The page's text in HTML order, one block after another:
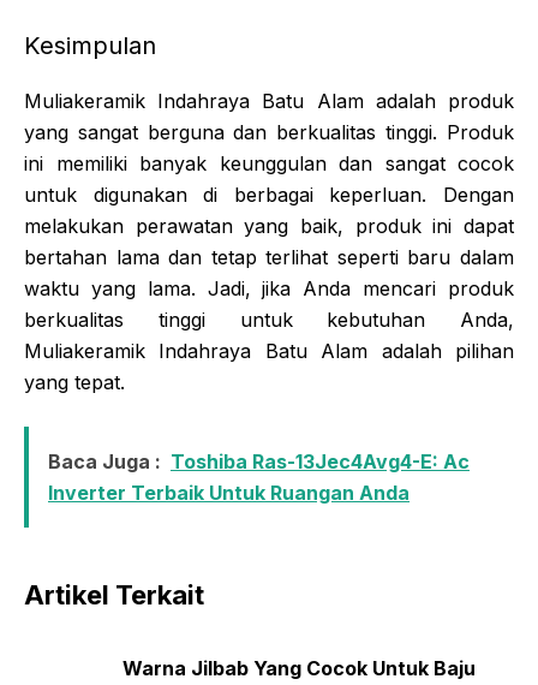
Kesimpulan
Muliakeramik Indahraya Batu Alam adalah produk
yang sangat berguna dan berkualitas tinggi. Produk
ini memiliki banyak keunggulan dan sangat cocok
untuk digunakan di berbagai keperluan. Dengan
melakukan perawatan yang baik, produk ini dapat
bertahan lama dan tetap terlihat seperti baru dalam
waktu yang lama. Jadi, jika Anda mencari produk
berkualitas tinggi untuk kebutuhan Anda,
Muliakeramik Indahraya Batu Alam adalah pilihan
yang tepat.
Baca Juga : Toshiba Ras-13Jec4Avg4-E: Ac
Inverter Terbaik Untuk Ruangan Anda
Artikel Terkait
Warna Jilbab Yang Cocok Untuk Baju